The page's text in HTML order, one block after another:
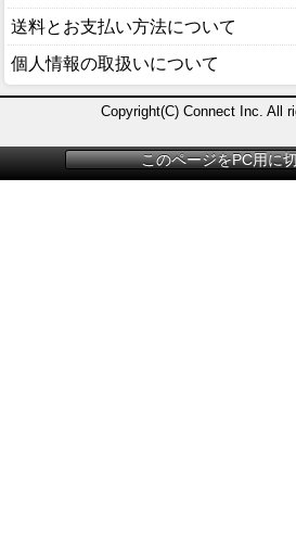
送料とお支払い方法について
個人情報の取扱いについて
Copyright(C) Connect Inc. All
このページをPC用に